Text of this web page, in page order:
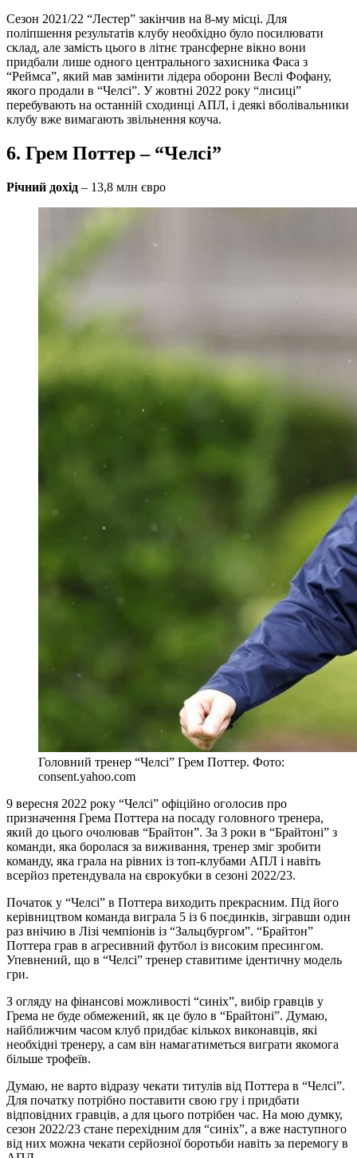
Сезон 2021/22 “Лестер” закінчив на 8-му місці. Для
поліпшення результатів клубу необхідно було посилювати
склад, але замість цього в літнє трансферне вікно вони
придбали лише одного центрального захисника Фаса з
“Реймса”, який мав замінити лідера оборони Веслі Фофану,
якого продали в “Челсі”. У жовтні 2022 року “лисиці”
перебувають на останній сходинці АПЛ, і деякі вболівальники
клубу вже вимагають звільнення коуча.
6. Грем Поттер – “Челсі”
Річний дохід – 13,8 млн євро
Головний тренер “Челсі” Грем Поттер. Фото:
consent.yahoo.com
9 вересня 2022 року “Челсі” офіційно оголосив про
призначення Грема Поттера на посаду головного тренера,
який до цього очолював “Брайтон”. За 3 роки в “Брайтоні” з
команди, яка боролася за виживання, тренер зміг зробити
команду, яка грала на рівних із топ-клубами АПЛ і навіть
всерйоз претендувала на єврокубки в сезоні 2022/23.
Початок у “Челсі” в Поттера виходить прекрасним. Під його
керівництвом команда виграла 5 із 6 поєдинків, зігравши один
раз внічию в Лізі чемпіонів із “Зальцбургом”. “Брайтон”
Поттера грав в агресивний футбол із високим пресингом.
Упевнений, що в “Челсі” тренер ставитиме ідентичну модель
гри.
З огляду на фінансові можливості “синіх”, вибір гравців у
Грема не буде обмежений, як це було в “Брайтоні”. Думаю,
найближчим часом клуб придбає кількох виконавців, які
необхідні тренеру, а сам він намагатиметься виграти якомога
більше трофеїв.
Думаю, не варто відразу чекати титулів від Поттера в “Челсі”.
Для початку потрібно поставити свою гру і придбати
відповідних гравців, а для цього потрібен час. На мою думку,
сезон 2022/23 стане перехідним для “синіх”, а вже наступного
від них можна чекати серйозної боротьби навіть за перемогу в